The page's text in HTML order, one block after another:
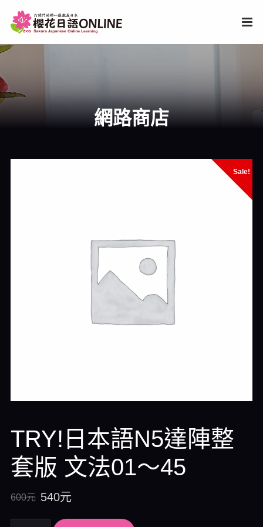
網路商店
Sale!
TRY!日本語N5達陣整
套版 文法01～45
600元 540元